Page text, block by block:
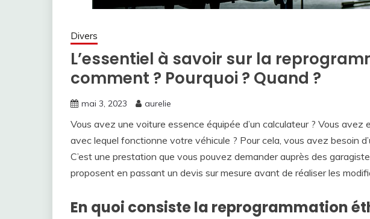
Divers
L’essentiel à savoir sur la
comment ? Pourquoi ? Quand ?
mai 3, 2023 aurelie
Vous avez une voiture essence équipée d’un calculateur ? Vous
avec lequel fonctionne votre véhicule ? Pour cela, vous avez besoin
C’est une prestation que vous pouvez demander auprès des
proposent en passant un devis sur mesure avant de réaliser les
En quoi consiste la reprogrammation